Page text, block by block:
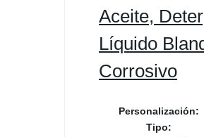
Aceite,
Líquido
Corrosivo
Personalización:
Tipo: